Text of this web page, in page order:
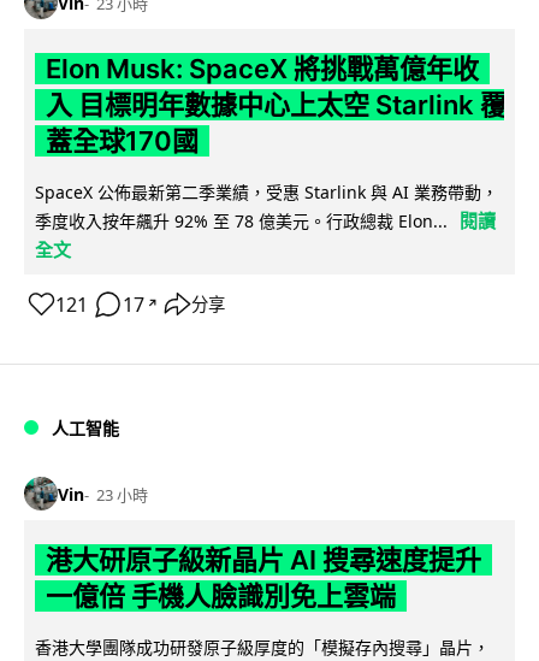
Elon Musk: SpaceX 將挑戰萬億年收
入 目標明年數據中心上太空 Starlink 覆
蓋全球170國
SpaceX 公佈最新第二季業績，受惠 Starlink 與 AI 業務帶動，
季度收入按年飆升 92% 至 78 億美元。行政總裁 Elon...
閱讀
全文
121 17 ↗ 分享
人工智能
Vin 23 小時
港大研原子級新晶片 AI 搜尋速度提升
一億倍 手機人臉識別免上雲端
香港大學團隊成功研發原子級厚度的「模擬存內搜尋」晶片，